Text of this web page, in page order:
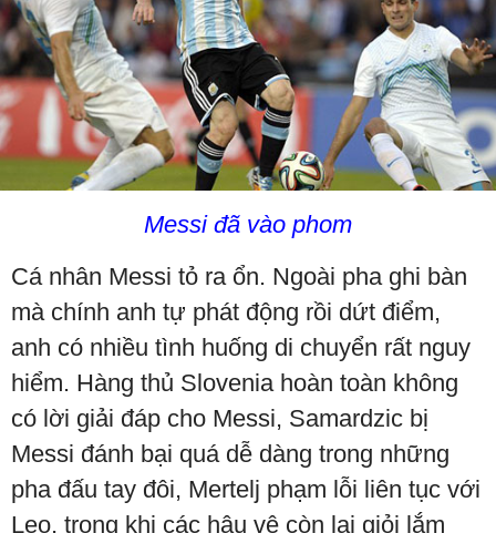
Messi đã vào phom
Cá nhân Messi tỏ ra ổn. Ngoài pha ghi bàn
mà chính anh tự phát động rồi dứt điểm,
anh có nhiều tình huống di chuyển rất nguy
hiểm. Hàng thủ Slovenia hoàn toàn không
có lời giải đáp cho Messi, Samardzic bị
Messi đánh bại quá dễ dàng trong những
pha đấu tay đôi, Mertelj phạm lỗi liên tục với
Leo, trong khi các hậu vệ còn lại giỏi lắm